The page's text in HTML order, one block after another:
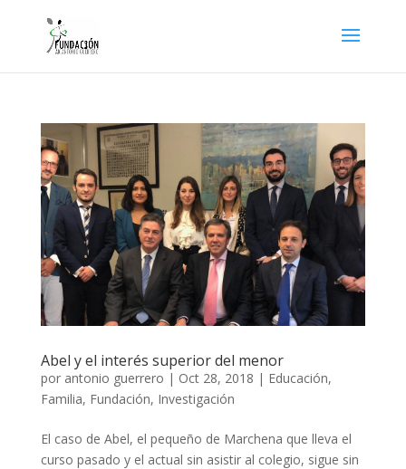
Abel y el interés superior del menor
por antonio guerrero | Oct 28, 2018 | Educación,
Familia, Fundación, Investigación
El caso de Abel, el pequeño de Marchena que lleva el
curso pasado y el actual sin asistir al colegio, sigue sin